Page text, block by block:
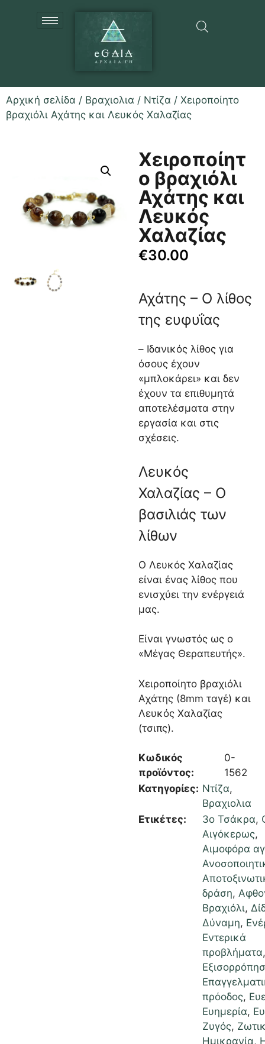
Αρχική σελίδα / Βραχιολια / Ντίζα / Χειροποίητο
βραχιόλι Αχάτης και Λευκός Χαλαζίας
Χειροποίητ
ο βραχιόλι
Αχάτης και
Λευκός
Χαλαζίας
€30.00
Αχάτης – Ο λίθος
της ευφυΐας
– Ιδανικός λίθος για
όσους έχουν
«μπλοκάρει» και δεν
έχουν τα επιθυμητά
αποτελέσματα στην
εργασία και στις
σχέσεις.
Λευκός
Χαλαζίας – Ο
βασιλιάς των
λίθων
Ο Λευκός Χαλαζίας
είναι ένας λίθος που
ενισχύει την ενέργειά
μας.
Είναι γνωστός ως ο
«Μέγας Θεραπευτής».
Χειροποίητο βραχιόλι
Αχάτης (8mm ταγέ) και
Λευκός Χαλαζίας
(τσιπς).
Κωδικός
προϊόντος:
0-
1562
Κατηγορίες: Ντίζα,
Βραχιολια
Ετικέτες:
3ο Τσάκρα,
Αιγόκερως,
Αιμοφόρα
δράση,
Βραχιόλι,
Δύναμη,
Εντερικά
προβλήματα,
πρόοδος,
Ευημερία,
Ζυγός,
Ημικρανία,